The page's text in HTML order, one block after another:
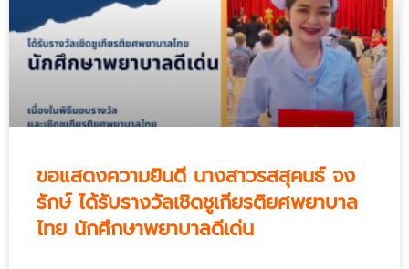
ขอแสดงความยินดี นางสาวรสสุคนธ์ จง
รักษ์ ได้รับรางวัลเชิดชูเกียรติยศพยาบาล
ไทย นักศึกษาพยาบาลดีเด่น